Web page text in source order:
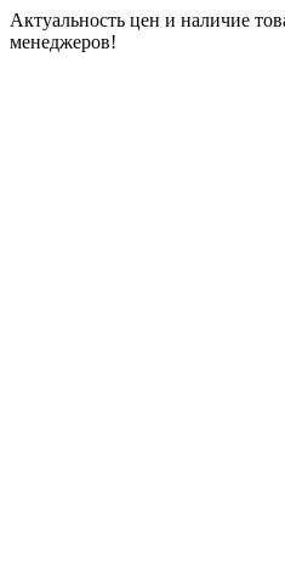
Актуальность цен и наличие
менеджеров!